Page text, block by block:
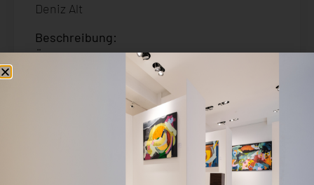
Deniz Alt
Beschreibung:
Öl auf Leinwand
Erscheinungsdatum: